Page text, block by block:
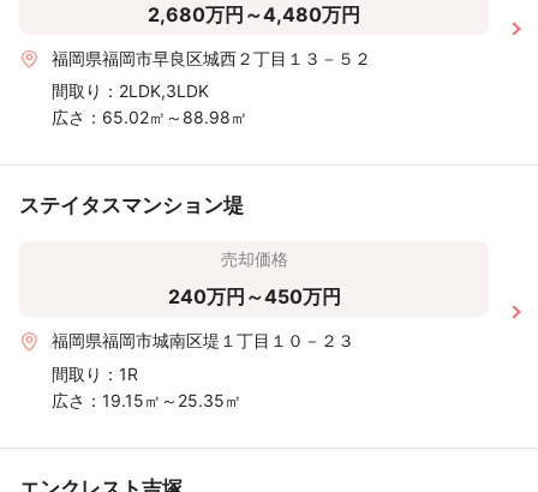
2,680万円～4,480万円
福岡県福岡市早良区城西２丁目１３－５２
間取り： 2LDK,3LDK
広さ： 65.02㎡～88.98㎡
ステイタスマンション堤
売却価格
240万円～450万円
福岡県福岡市城南区堤１丁目１０－２３
間取り： 1R
広さ： 19.15㎡～25.35㎡